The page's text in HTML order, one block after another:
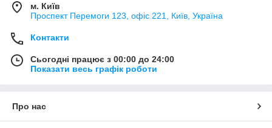
м. Київ
Проспект Перемоги 123, офіс 221, Київ, Україна
Контакти
Сьогодні працює з 00:00 до 24:00
Показати весь графік роботи
Про нас